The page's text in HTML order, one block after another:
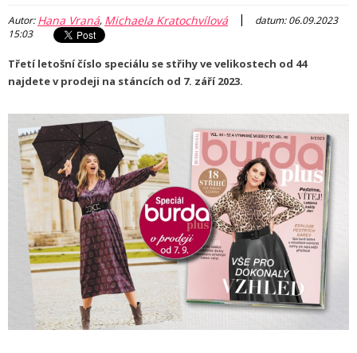
Autor:Hana Vraná, Michaela Kratochvílová |
datum: 06.09.2023
15:03
Třetí letošní číslo speciálu se střihy ve velikostech od 44
najdete v prodeji na stáncích od 7. září 2023.